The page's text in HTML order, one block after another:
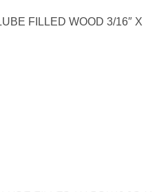
FILLED WOOD 3/16″ X